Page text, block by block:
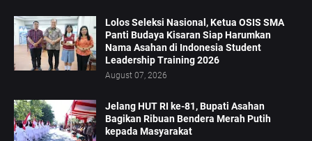
Lolos Seleksi Nasional, Ketua OSIS SMA
Panti Budaya Kisaran Siap Harumkan
Nama Asahan di Indonesia Student
Leadership Training 2026
August 07, 2026
Jelang HUT RI ke-81, Bupati Asahan
Bagikan Ribuan Bendera Merah Putih
kepada Masyarakat